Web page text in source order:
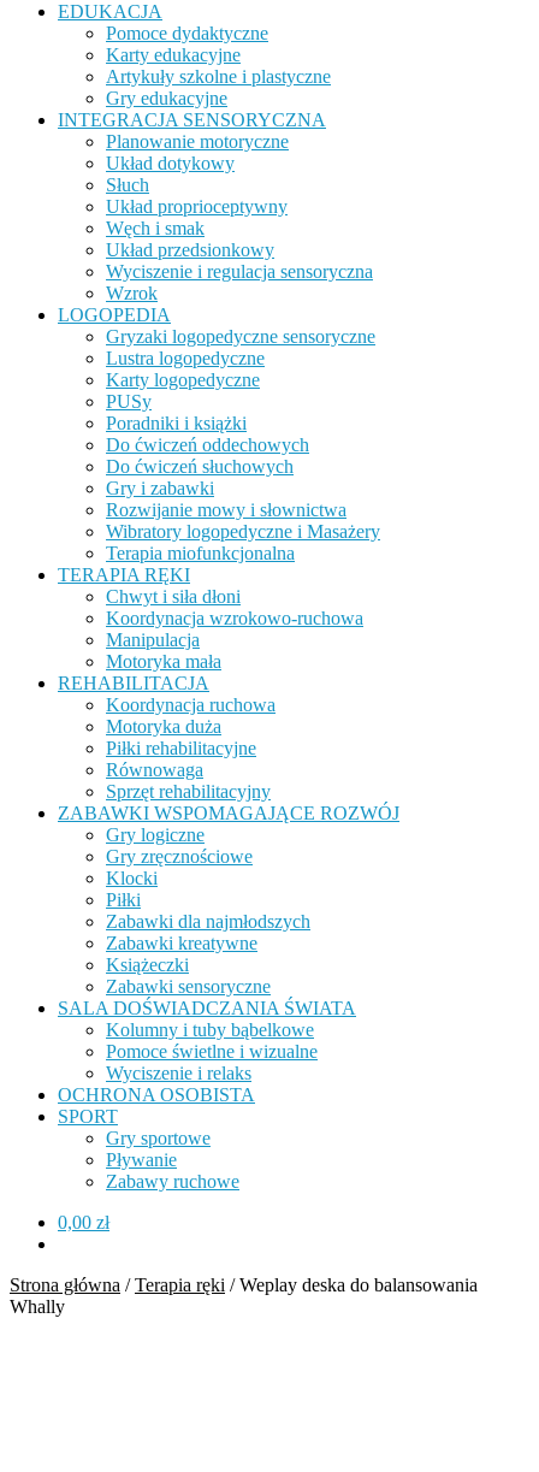
EDUKACJA
Pomoce dydaktyczne
Karty edukacyjne
Artykuły szkolne i plastyczne
Gry edukacyjne
INTEGRACJA SENSORYCZNA
Planowanie motoryczne
Układ dotykowy
Słuch
Układ proprioceptywny
Węch i smak
Układ przedsionkowy
Wyciszenie i regulacja sensoryczna
Wzrok
LOGOPEDIA
Gryzaki logopedyczne sensoryczne
Lustra logopedyczne
Karty logopedyczne
PUSy
Poradniki i książki
Do ćwiczeń oddechowych
Do ćwiczeń słuchowych
Gry i zabawki
Rozwijanie mowy i słownictwa
Wibratory logopedyczne i Masażery
Terapia miofunkcjonalna
TERAPIA RĘKI
Chwyt i siła dłoni
Koordynacja wzrokowo-ruchowa
Manipulacja
Motoryka mała
REHABILITACJA
Koordynacja ruchowa
Motoryka duża
Piłki rehabilitacyjne
Równowaga
Sprzęt rehabilitacyjny
ZABAWKI WSPOMAGAJĄCE ROZWÓJ
Gry logiczne
Gry zręcznościowe
Klocki
Piłki
Zabawki dla najmłodszych
Zabawki kreatywne
Książeczki
Zabawki sensoryczne
SALA DOŚWIADCZANIA ŚWIATA
Kolumny i tuby bąbelkowe
Pomoce świetlne i wizualne
Wyciszenie i relaks
OCHRONA OSOBISTA
SPORT
Gry sportowe
Pływanie
Zabawy ruchowe
0,00 zł
Strona główna /Terapia ręki /Weplay deska do balansowania
Whally